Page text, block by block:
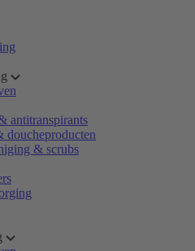
antitranspirants
doucheproducten
& scrubs